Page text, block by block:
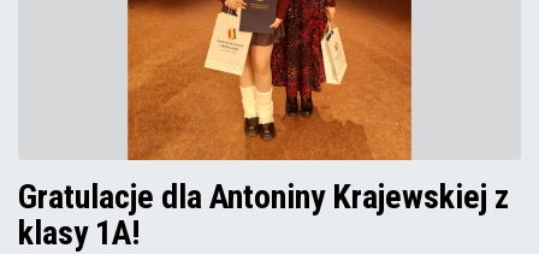
Gratulacje dla Antoniny Krajewskiej z
klasy 1A!